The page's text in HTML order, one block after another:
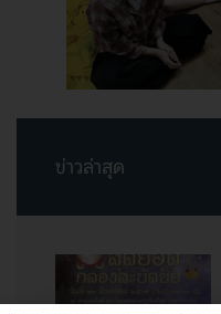
ข่าวล่าสุด